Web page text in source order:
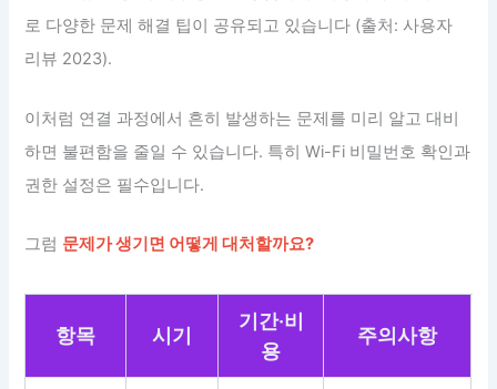
로 다양한 문제 해결 팁이 공유되고 있습니다 (출처: 사용자
리뷰 2023).
이처럼 연결 과정에서 흔히 발생하는 문제를 미리 알고 대비
하면 불편함을 줄일 수 있습니다. 특히 Wi-Fi 비밀번호 확인과
권한 설정은 필수입니다.
그럼 문제가 생기면 어떻게 대처할까요?
항목 시기
기간·비
용
주의사항